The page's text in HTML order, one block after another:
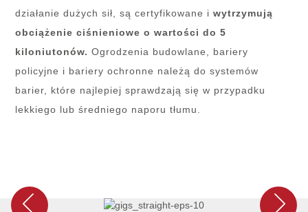
działanie dużych sił, są certyfikowane iwytrzymują
obciążenie ciśnieniowe o wartości do 5
kiloniutonów. Ogrodzenia budowlane, bariery
policyjne i bariery ochronne należą do systemów
barier, które najlepiej sprawdzają się w przypadku
lekkiego lub średniego naporu tłumu.